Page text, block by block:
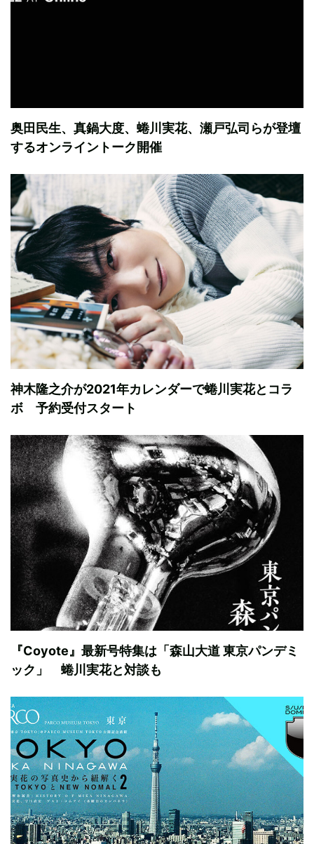
奥田民生、真鍋大度、蜷川実花、瀬戸弘司らが登壇
するオンライントーク開催
神木隆之介が2021年カレンダーで蜷川実花とコラ
ボ 予約受付スタート
『Coyote』最新号特集は「森山大道 東京パンデミ
ック」 蜷川実花と対談も